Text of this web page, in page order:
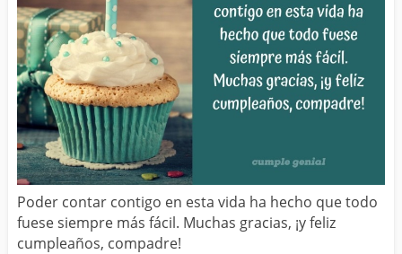
PAPA
HOMBRE
TIA
CUÑADA
ALGUIEN ESPECIAL
PRIMO
TODAS LAS CATEGORÍAS
Poder contar contigo en esta vida ha hecho que todo
fuese siempre más fácil. Muchas gracias, ¡y feliz
cumpleaños, compadre!